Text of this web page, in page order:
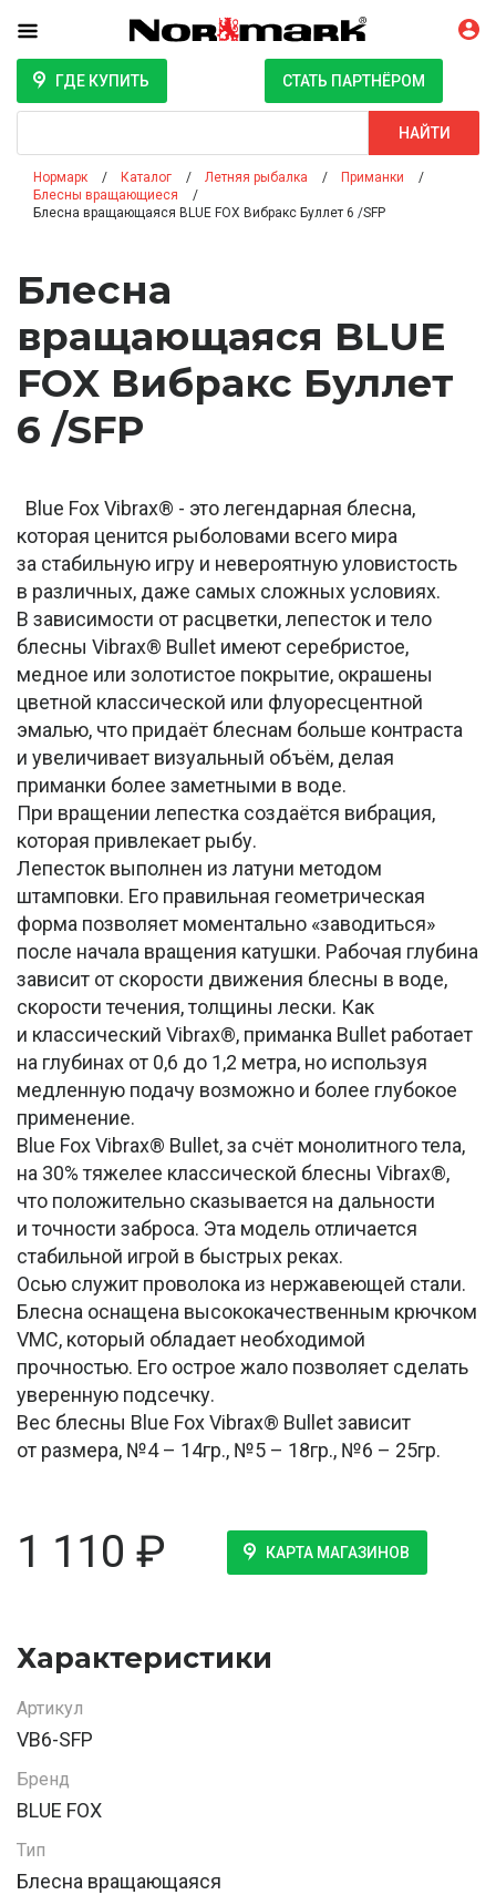
ГДЕ КУПИТЬ СТАТЬ ПАРТНЁРОМ
НАЙТИ
Нормарк Каталог Летняя рыбалка
Приманки
Блесны вращающиеся
Блесна вращающаяся BLUE FOX Вибракс Буллет 6 /SFP
Блесна
вращающаяся BLUE
FOX Вибракс Буллет
6 /SFP
Blue Fox Vibrax® - это легендарная блесна,
которая ценится рыболовами всего мира
за стабильную игру и невероятную уловистость
в различных, даже самых сложных условиях.
В зависимости от расцветки, лепесток и тело
блесны Vibrax® Bullet имеют серебристое,
медное или золотистое покрытие, окрашены
цветной классической или флуоресцентной
эмалью, что придаёт блеснам больше контраста
и увеличивает визуальный объём, делая
приманки более заметными в воде.
При вращении лепестка создаётся вибрация,
которая привлекает рыбу.
Лепесток выполнен из латуни методом
штамповки. Его правильная геометрическая
форма позволяет моментально «заводиться»
после начала вращения катушки. Рабочая глубина
зависит от скорости движения блесны в воде,
скорости течения, толщины лески. Как
и классический Vibrax®, приманка Bullet работает
на глубинах от 0,6 до 1,2 метра, но используя
медленную подачу возможно и более глубокое
применение.
Blue Fox Vibrax® Bullet, за счёт монолитного тела,
на 30% тяжелее классической блесны Vibrax®,
что положительно сказывается на дальности
и точности заброса. Эта модель отличается
стабильной игрой в быстрых реках.
Осью служит проволока из нержавеющей стали.
Блесна оснащена высококачественным крючком
VMC, который обладает необходимой
прочностью. Его острое жало позволяет сделать
уверенную подсечку.
Вес блесны Blue Fox Vibrax® Bullet зависит
от размера, №4 – 14гр., №5 – 18гр., №6 – 25гр.
1 110 ₽ КАРТА МАГАЗИНОВ
Характеристики
Артикул
VB6-SFP
Бренд
BLUE FOX
Тип
Блесна вращающаяся